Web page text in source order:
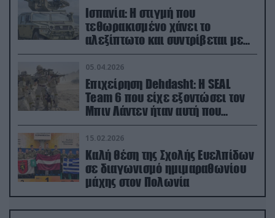
Ισπανία: Η στιγμή που
τεθωρακισμένο χάνει το
αλεξίπτωτο και συντρίβεται με
ορμή στο έδαφος (βίντεο)
05.04.2026
Επιχείρηση Dehdasht: Η SEAL
Team 6 που είχε εξοντώσει τον
Μπιν Λάντεν ήταν αυτή που
διέσωσε τον πιλότο του F-15
15.02.2026
Καλή θέση της Σχολής Ευελπίδων
σε διαγωνισμό ημιμαραθωνίου
μάχης στον Πολωνία